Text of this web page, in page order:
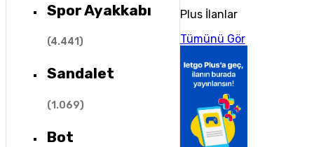
Spor Ayakkabı
(4.441)
Sandalet
(1.069)
Bot
Plus İlanlar
Tümünü Gör